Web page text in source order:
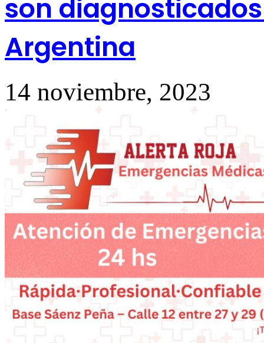
son
Argentina
14 noviembre, 2023